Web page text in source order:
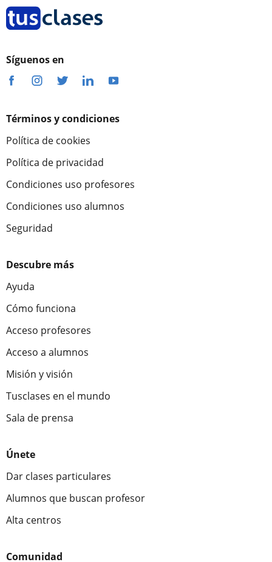
Síguenos en
Términos y condiciones
Política de cookies
Política de privacidad
Condiciones uso profesores
Condiciones uso alumnos
Seguridad
Descubre más
Ayuda
Cómo funciona
Acceso profesores
Acceso a alumnos
Misión y visión
Tusclases en el mundo
Sala de prensa
Únete
Dar clases particulares
Alumnos que buscan profesor
Alta centros
Comunidad